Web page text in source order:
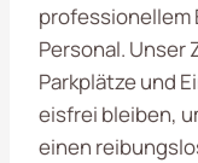
professionellem
Personal. Unser
Parkplätze und
eisfrei bleiben,
einen